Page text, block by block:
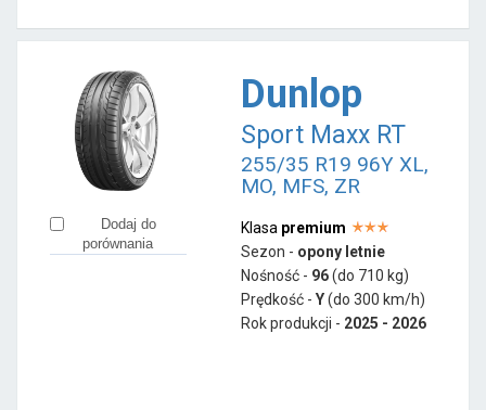
Dodaj do
porównania
Dunlop
Sport Maxx RT
255/35 R19 96Y XL,
MO, MFS, ZR
Klasa premium
Sezon - opony letnie
Nośność - 96(do 710 kg)
Prędkość - Y(do 300 km/h)
Rok produkcji - 2025 - 2026